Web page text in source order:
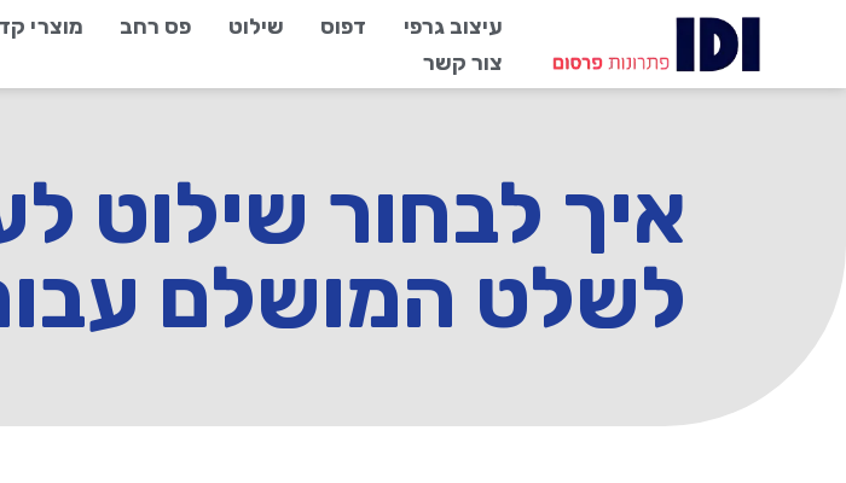
עיצוב גרפי דפוס שילוט פס רחב מוצרי
צור קשר
איך לבחור שילוט
לשלט המושלם